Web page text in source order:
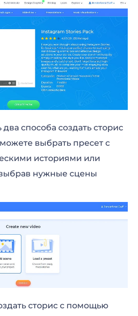
способа создать сторис
выбрать пресет с
историями или
выбрав нужные сцены
сторис с помощью